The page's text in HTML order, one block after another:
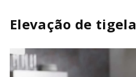
Elevação de tigela